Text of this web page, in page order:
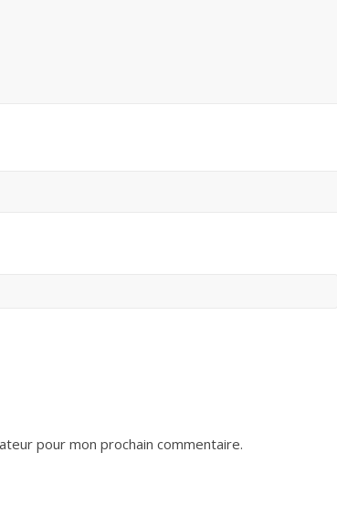
pour mon prochain commentaire.